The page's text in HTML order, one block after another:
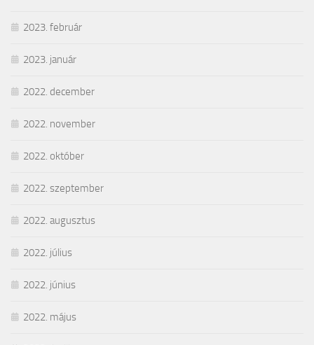
2023. február
2023. január
2022. december
2022. november
2022. október
2022. szeptember
2022. augusztus
2022. július
2022. június
2022. május